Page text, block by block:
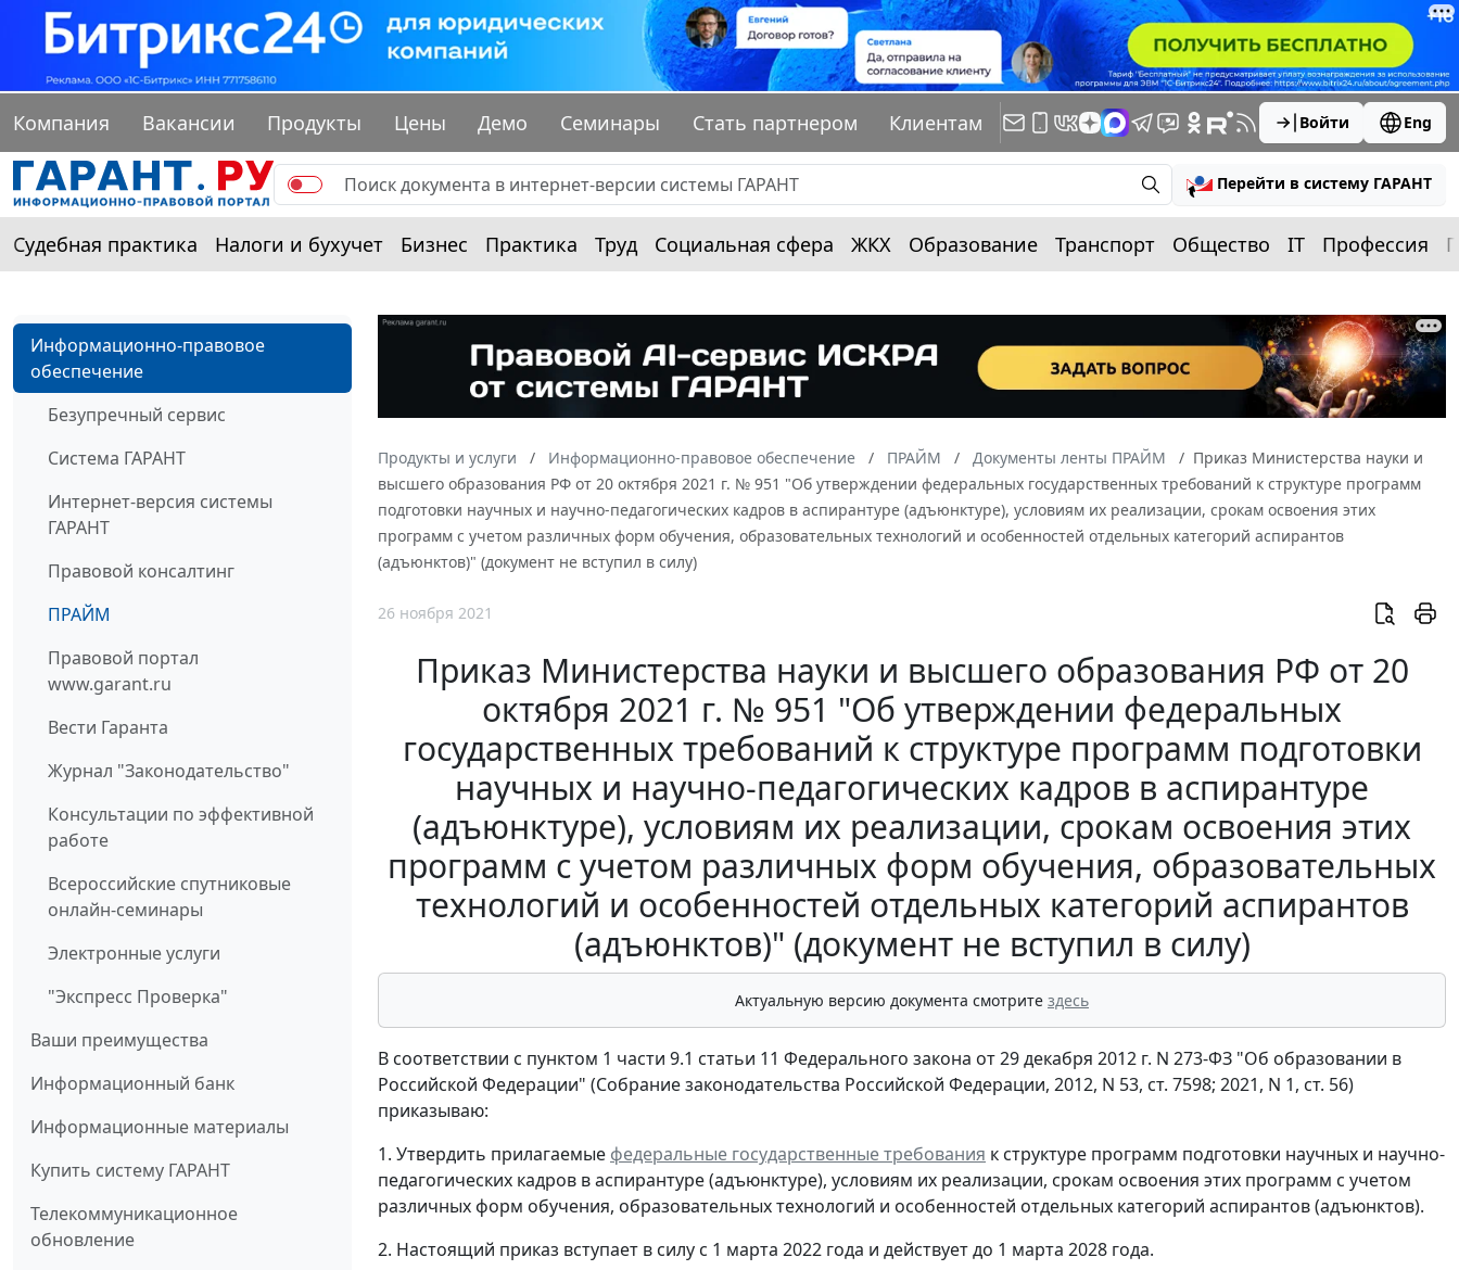
Компания Вакансии Продукты Цены Демо Семинары Стать партнером Клиентам Войти Eng
Перейти в систему ГАРАНТ
Судебная практика Налоги и бухучет Бизнес Практика Труд Социальная сфера ЖКХ Образование Транспорт Общество IT Профессия
Информационно-правовое
обеспечение
Безупречный сервис
Система ГАРАНТ
Интернет-версия системы
ГАРАНТ
Правовой консалтинг
ПРАЙМ
Правовой портал
www.garant.ru
Вести Гаранта
Журнал "Законодательство"
Консультации по эффективной
работе
Всероссийские спутниковые
онлайн-семинары
Электронные услуги
"Экспресс Проверка"
Ваши преимущества
Информационный банк
Информационные материалы
Купить систему ГАРАНТ
Телекоммуникационное
обновление
Продукты и услуги Информационно-правовое обеспечение ПРАЙМ Документы ленты ПРАЙМ
Приказ Министерства науки и
высшего образования РФ от 20 октября 2021 г. № 951 "Об утверждении федеральных государственных требований к структуре программ
подготовки научных и научно-педагогических кадров в аспирантуре (адъюнктуре), условиям их реализации, срокам освоения этих
программ с учетом различных форм обучения, образовательных технологий и особенностей отдельных категорий аспирантов
(адъюнктов)" (документ не вступил в силу)
26 ноября 2021
Приказ Министерства науки и высшего образования РФ от 20
октября 2021 г. № 951 "Об утверждении федеральных
государственных требований к структуре программ подготовки
научных и научно-педагогических кадров в аспирантуре
(адъюнктуре), условиям их реализации, срокам освоения этих
программ с учетом различных форм обучения, образовательных
технологий и особенностей отдельных категорий аспирантов
(адъюнктов)" (документ не вступил в силу)
Актуальную версию документа смотрите здесь
В соответствии с пунктом 1 части 9.1 статьи 11 Федерального закона от 29 декабря 2012 г. N 273-ФЗ "Об образовании в
Российской Федерации" (Собрание законодательства Российской Федерации, 2012, N 53, ст. 7598; 2021, N 1, ст. 56)
приказываю:
1. Утвердить прилагаемые федеральные государственные требования к структуре программ подготовки научных и научно-
педагогических кадров в аспирантуре (адъюнктуре), условиям их реализации, срокам освоения этих программ с учетом
различных форм обучения, образовательных технологий и особенностей отдельных категорий аспирантов (адъюнктов).
2. Настоящий приказ вступает в силу с 1 марта 2022 года и действует до 1 марта 2028 года.